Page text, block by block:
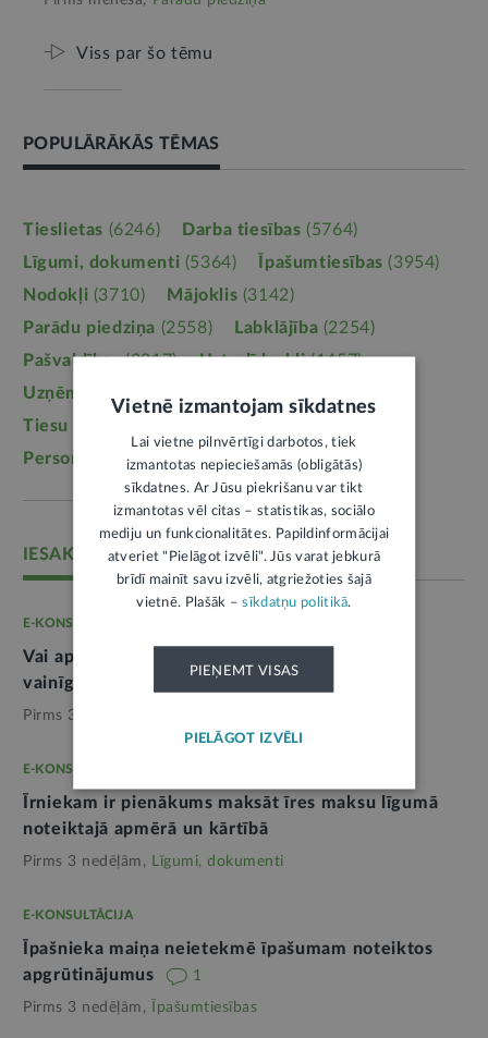
Viss par šo tēmu
POPULĀRĀKĀS TĒMAS
Tieslietas (6246) Darba tiesības (5764)
Līgumi, dokumenti (5364) Īpašumtiesības (3954)
Nodokļi (3710) Mājoklis (3142)
Parādu piedziņa (2558) Labklājība (2254)
Pašvaldības(2217) Uzturlīdzekļi(1457)
Uzņēmējdarbība
Tiesu sistēma
Personas dati(1052)
IESAKĀM
E-KONSULTĀCIJA
Vai apdrošinātājs var piedzīt zaudējumus no
vainīgās personas
Pirms 3 nedēļām,
E-KONSULTĀCIJA
Īrniekam ir pienākums maksāt īres maksu līgumā
noteiktajā apmērā un kārtībā
Pirms 3 nedēļām, Līgumi, dokumenti
E-KONSULTĀCIJA
Īpašnieka maiņa neietekmē īpašumam noteiktos
apgrūtinājumus
1
Pirms 3 nedēļām, Īpašumtiesības
Vietnē izmantojam sīkdatnes
Lai vietne pilnvērtīgi darbotos, tiek
izmantotas nepieciešamās (obligātās)
sīkdatnes. Ar Jūsu piekrišanu var tikt
izmantotas vēl citas – statistikas, sociālo
mediju un funkcionalitātes. Papildinformācijai
atveriet "Pielāgot izvēli". Jūs varat jebkurā
brīdī mainīt savu izvēli, atgriežoties šajā
vietnē. Plašāk –sīkdatņu politikā.
PIEŅEMT VISAS
PIELĀGOT IZVĒLI